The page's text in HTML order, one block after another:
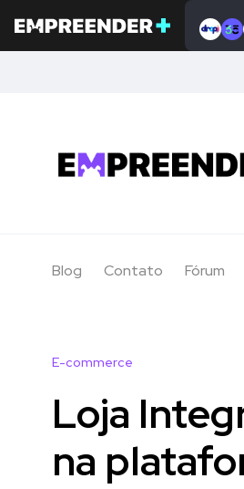
Blog Contato Fórum
E-commerce
Loja
na